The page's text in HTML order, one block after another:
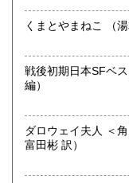
買取が出来る本と
で連絡頂ければと思
取り扱い分野
哲学宗教、歴史、社
ブカルチャー、古
くま
戦後初期日本SFベスト
編）
ダロウェイ夫人 ＜角川文庫＞ （ヴァー
富田彬 訳）